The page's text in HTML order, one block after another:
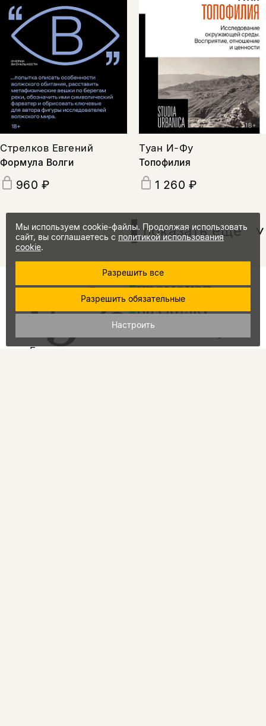
Стрелков Евгений
Формула Волги
960 ₽
Туан И-Фу
Топофилия
1 260 ₽
показать еще
15% промокод
на скидку
за подписку
Еженедельно мы отправляем рассылку
Мы используем cookie-файлы. Продолжая использовать
сайт, вы соглашаетесь с политикой использования
cookie.
Разрешить все
Разрешить обязательные
Настроить